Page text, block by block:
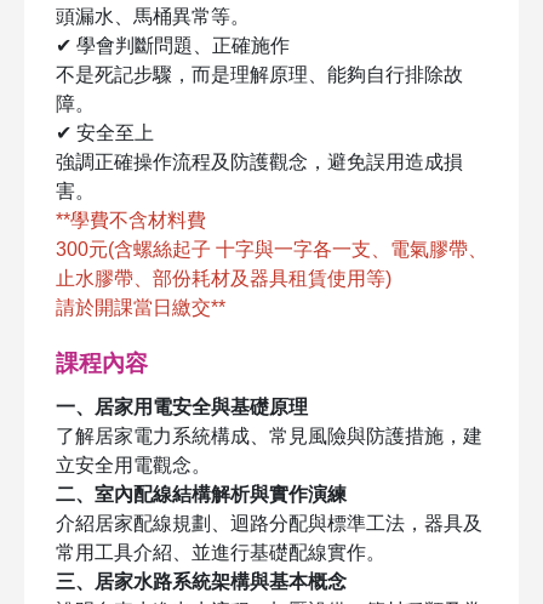
頭漏水、馬桶異常等。
✔ 學會判斷問題、正確施作
不是死記步驟，而是理解原理、能夠自行排除故
障。
✔ 安全至上
強調正確操作流程及防護觀念，避免誤用造成損
害。
**學費不含材料費
300元(含螺絲起子 十字與一字各一支、電氣膠帶、
止水膠帶、部份耗材及器具租賃使用等)
請於開課當日繳交**
課程內容
一、居家用電安全與基礎原理
了解居家電力系統構成、常見風險與防護措施，建
立安全用電觀念。
二、室內配線結構解析與實作演練
介紹居家配線規劃、迴路分配與標準工法，器具及
常用工具介紹、並進行基礎配線實作。
三、居家水路系統架構與基本概念